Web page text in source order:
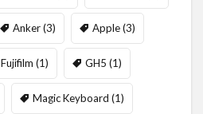
Anker(3) Apple(3)
Fujifilm (1) GH5 (1)
Magic Keyboard (1)